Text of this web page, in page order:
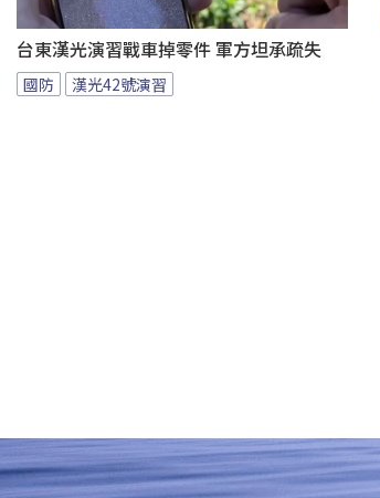
台東漢光演習戰車掉零件 軍方坦承疏失
國防 漢光42號演習